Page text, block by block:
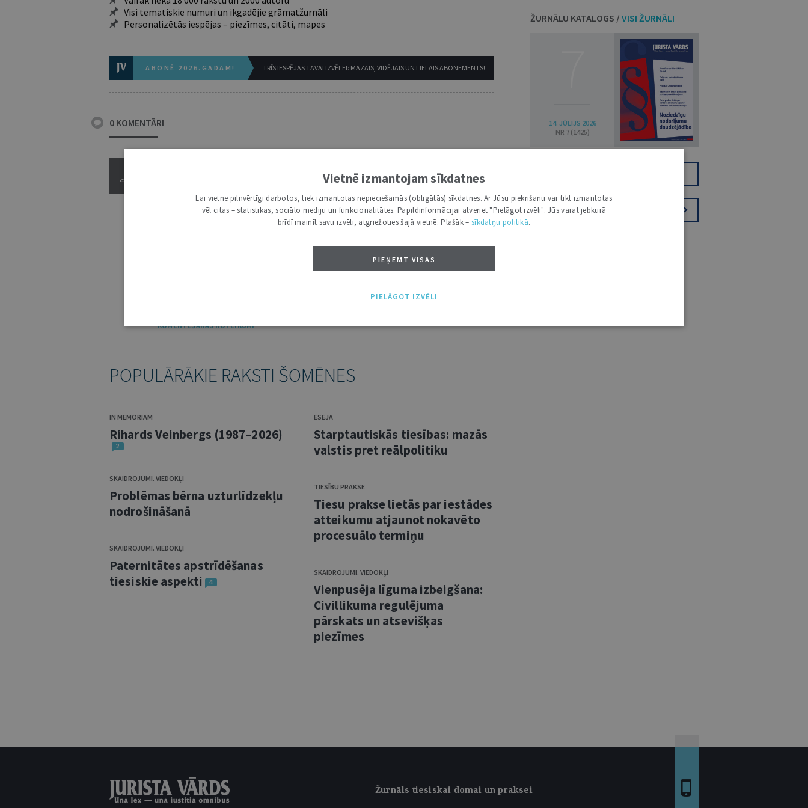
Visi tematiskie numuri un ikgadējie grāmatžurnāli
Personalizētās iespējas – piezīmes, citāti, mapes
ABONĒ 2026.GADAM! TRĪS IESPĒJAS TAVAI IZVĒLEI: MAZAIS, VIDĒJAIS UN LIELAIS ABONEMENTS!
0 KOMENTĀRI
VĀRDS
PIEVIENOT
KOMENTĒŠANAS NOTEIKUMI
POPULĀRĀKIE RAKSTI ŠOMĒNES
IN MEMORIAM
Rihards Veinbergs (1987–2026)
2
SKAIDROJUMI. VIEDOKĻI
Problēmas bērna uzturlīdzekļu
nodrošināšanā
SKAIDROJUMI. VIEDOKĻI
Paternitātes apstrīdēšanas
tiesiskie aspekti
4
ESEJA
Starptautiskās tiesības: mazās
valstis pret reālpolitiku
TIESĪBU PRAKSE
Tiesu prakse lietās par iestādes
atteikumu atjaunot nokavēto
procesuālo termiņu
SKAIDROJUMI. VIEDOKĻI
Vienpusēja līguma izbeigšana:
Civillikuma regulējuma
pārskats un atsevišķas
piezīmes
ŽURNĀLU KATALOGS / VISI ŽURNĀLI
14. JŪLIJS 2026
NR 7 (1425)
PIESAKIES VĒSTKOPAI
Žurnāls tiesiskai domai un praksei
Vietnē izmantojam sīkdatnes
Lai vietne pilnvērtīgi darbotos, tiek izmantotas nepieciešamās (obligātās) sīkdatnes. Ar Jūsu piekrišanu var tikt izmantotas
vēl citas – statistikas, sociālo mediju un funkcionalitātes. Papildinformācijai atveriet "Pielāgot izvēli". Jūs varat jebkurā
brīdī mainīt savu izvēli, atgriežoties šajā vietnē. Plašāk – sīkdatņu politikā.
PIEŅEMT VISAS
PIELĀGOT IZVĒLI